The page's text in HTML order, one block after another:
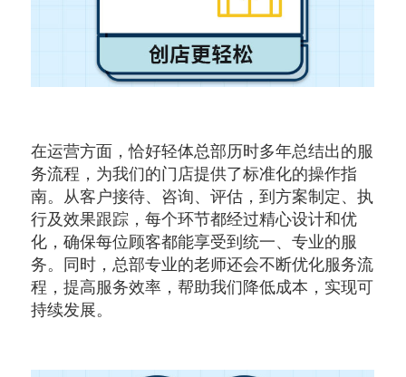
在运营方面，恰好轻体总部历时多年总结出的服
务流程，为我们的门店提供了标准化的操作指
南。从客户接待、咨询、评估，到方案制定、执
行及效果跟踪，每个环节都经过精心设计和优
化，确保每位顾客都能享受到统一、专业的服
务。同时，总部专业的老师还会不断优化服务流
程，提高服务效率，帮助我们降低成本，实现可
持续发展。